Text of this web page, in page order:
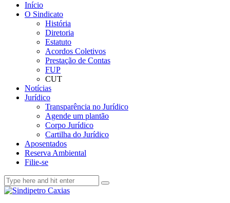
Início
O Sindicato
História
Diretoria
Estatuto
Acordos Coletivos
Prestação de Contas
FUP
CUT
Notícias
Jurídico
Transparência no Jurídico
Agende um plantão
Corpo Jurídico
Cartilha do Jurídico
Aposentados
Reserva Ambiental
Filie-se